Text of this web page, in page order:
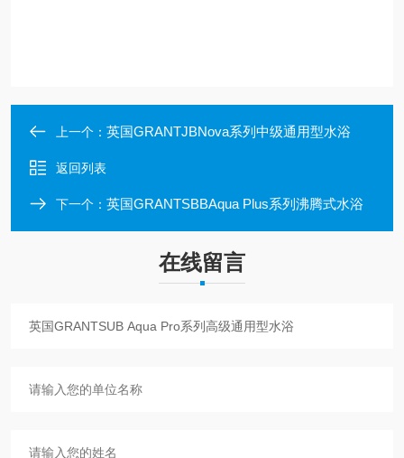
上一个： 英国GRANTJBNova系列中级通用型水浴
返回列表
下一个： 英国GRANTSBBAqua Plus系列沸腾式水浴
在线留言